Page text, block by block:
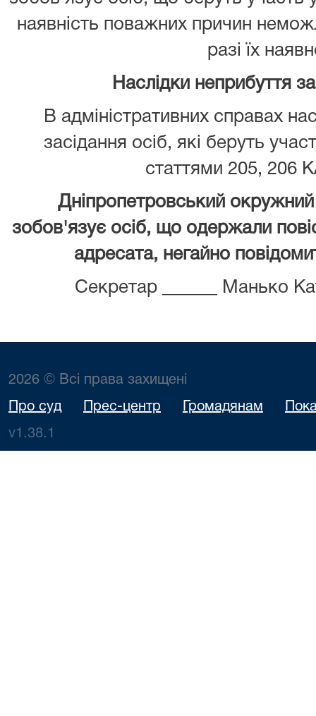
наявність поважних причин
разі їх
Наслідки неприбуття
В адміністративних справах
засідання осіб, які беруть
статтями 205, 206
Дніпропетровський окружний
зобов'язує осіб, що одержали
адресата, негайно
Секретар ______ Манько
2026 © Всі права захищені
Про суд Прес-центр Громадянам
v1.38.1